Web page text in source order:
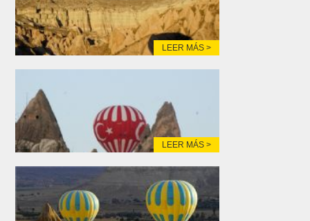
LEER MÁS >
LEER MÁS >